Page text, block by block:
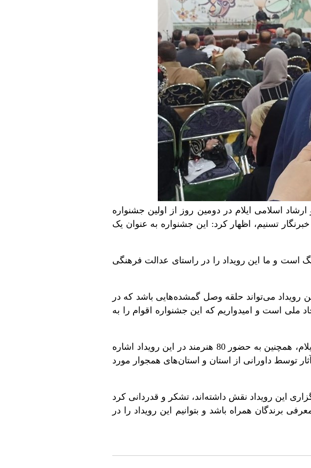
اسلامی ایلام در دومین روز از اولین جشنواره
تسنیم، اظهار کرد: این جشنواره به عنوان یک
است و ما این رویداد را در راستای عدالت فرهنگی
رویداد می‌تواند حلقه وصل گمشده‌هایی باشد که در
ملی است و امیدواریم که این جشنواره اقوام را به
معاون امور هنری و سینمایی اداره کل فرهنگ، هنر و ارشاد اسلامی ایلام، همچنین به حضور 80 هنرمند در این رویداد اشاره
با 60 اثر پذیرفته شدند. این آثار توسط داورانی از استان و استان‌های همجوار مورد
این رویداد نقش داشته‌اند، تشکر و قدردانی کرد
برندگان همراه باشد و بتوانیم این رویداد را در